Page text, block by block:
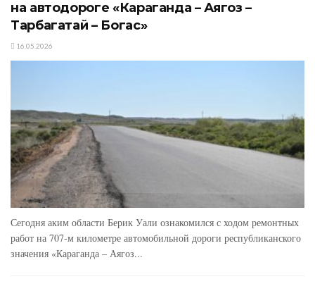
на автодороге «Караганда – Аягоз –
Тарбагатай – Богас»
16.05.2026
Сегодня аким области Берик Уали ознакомился с ходом ремонтных
работ на 707-м километре автомобильной дороги республиканского
значения «Караганда – Аягоз...